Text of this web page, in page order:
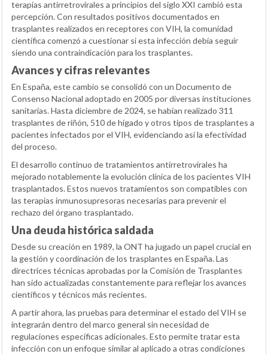
terapias antirretrovirales a principios del siglo XXI cambió esta
percepción. Con resultados positivos documentados en
trasplantes realizados en receptores con VIH, la comunidad
científica comenzó a cuestionar si esta infección debía seguir
siendo una contraindicación para los trasplantes.
Avances y cifras relevantes
En España, este cambio se consolidó con un Documento de
Consenso Nacional adoptado en 2005 por diversas instituciones
sanitarias. Hasta diciembre de 2024, se habían realizado 311
trasplantes de riñón, 510 de hígado y otros tipos de trasplantes a
pacientes infectados por el VIH, evidenciando así la efectividad
del proceso.
El desarrollo continuo de tratamientos antirretrovirales ha
mejorado notablemente la evolución clínica de los pacientes VIH
trasplantados. Estos nuevos tratamientos son compatibles con
las terapias inmunosupresoras necesarias para prevenir el
rechazo del órgano trasplantado.
Una deuda histórica saldada
Desde su creación en 1989, la ONT ha jugado un papel crucial en
la gestión y coordinación de los trasplantes en España. Las
directrices técnicas aprobadas por la Comisión de Trasplantes
han sido actualizadas constantemente para reflejar los avances
científicos y técnicos más recientes.
A partir ahora, las pruebas para determinar el estado del VIH se
integrarán dentro del marco general sin necesidad de
regulaciones específicas adicionales. Esto permite tratar esta
infección con un enfoque similar al aplicado a otras condiciones